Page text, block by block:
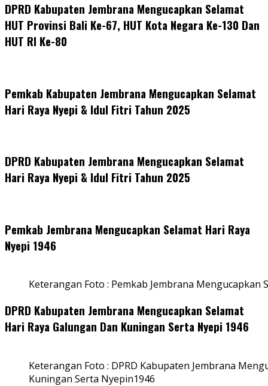
DPRD Kabupaten Jembrana Mengucapkan Selamat
HUT Provinsi Bali Ke-67, HUT Kota Negara Ke-130 Dan
HUT RI Ke-80
Pemkab Kabupaten Jembrana Mengucapkan Selamat
Hari Raya Nyepi & Idul Fitri Tahun 2025
DPRD Kabupaten Jembrana Mengucapkan Selamat
Hari Raya Nyepi & Idul Fitri Tahun 2025
Pemkab Jembrana Mengucapkan Selamat Hari Raya
Nyepi 1946
Keterangan Foto : Pemkab Jembrana Mengucapkan
DPRD Kabupaten Jembrana Mengucapkan Selamat
Hari Raya Galungan Dan Kuningan Serta Nyepi 1946
Keterangan Foto : DPRD Kabupaten Jembrana
Kuningan Serta Nyepin1946